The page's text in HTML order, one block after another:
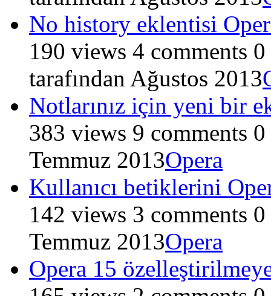
No history eklentisi
190 views 4 comments 0
tarafından Ağustos 2013
Notlarınız için yeni bir
383 views 9 comments 0
Temmuz 2013Opera
Kullanıcı betiklerini
142 views 3 comments 0
Temmuz 2013Opera
Opera 15